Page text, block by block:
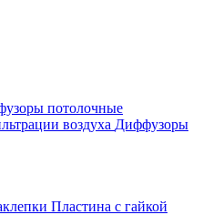
потолочные
воздуха Диффузоры
Пластина с гайкой